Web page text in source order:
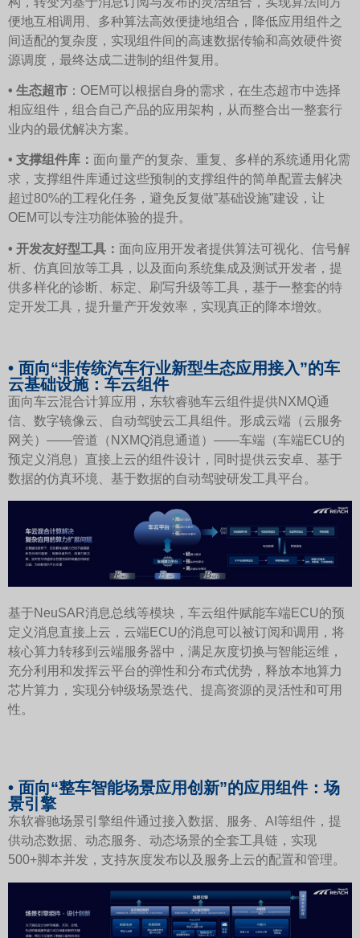
便地互相调用、多种算法高效便捷地组合，降低应用组件之
间适配的复杂度，实现组件间的高速数据传输和高效硬件资
源调度，最终达成二进制的组件复用。
• 生态超市 ：OEM可以根据自身的需求，在生态超市中选择
相应组件，组合自己产品的应用架构，从而整合出一整套行
业内的最优解决方案。
• 支撑组件库： 面向量产的复杂、重复、多样的系统通用化需
求，支撑组件库通过这些预制的支撑组件的简单配置去解决
超过80%的工程化任务，避免反复做”基础设施”建设，让
OEM可以专注功能体验的提升。
• 开发友好型工具： 面向应用开发者提供算法可视化、信号解
析、仿真回放等工具，以及面向系统集成及测试开发者，提
供多样化的诊断、标定、刷写升级等工具，基于一整套的特
定开发工具，提升量产开发效率，实现真正的降本增效。
• 面向“非传统汽车行业新型生态应用接入”的车
云基础设施：车云组件
面向车云混合计算应用，东软睿驰车云组件提供NXMQ通
信、数字镜像云、自动驾驶云工具组件。形成云端（云服务
网关）——管道（NXMQ消息通道）——车端（车端ECU的
预定义消息）直接上云的组件设计，同时提供云安卓、基于
数据的仿真环境、基于数据的自动驾驶研发工具平台。
基于NeuSAR消息总线等模块，车云组件赋能车端ECU的预
定义消息直接上云，云端ECU的消息可以被订阅和调用，将
核心算力转移到云端服务器中，满足灰度切换与智能运维，
充分利用和发挥云平台的弹性和分布式优势，释放本地算力
芯片算力，实现分钟级场景迭代、提高资源的灵活性和可用
性。
• 面向“整车智能场景应用创新”的应用组件：场
景引擎
东软睿驰场景引擎组件通过接入数据、服务、AI等组件，提
供动态数据、动态服务、动态场景的全套工具链，实现
500+脚本并发，支持灰度发布以及服务上云的配置和管理。